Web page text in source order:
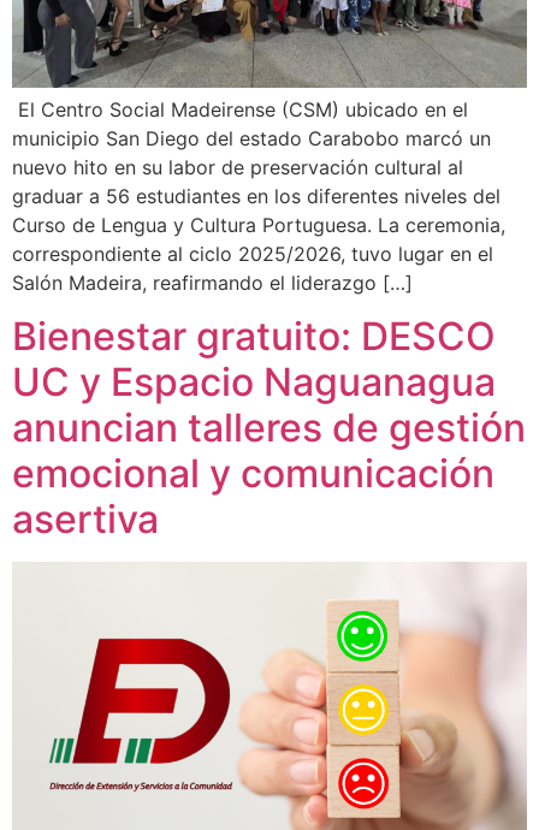
El Centro Social Madeirense (CSM) ubicado en el
municipio San Diego del estado Carabobo marcó un
nuevo hito en su labor de preservación cultural al
graduar a 56 estudiantes en los diferentes niveles del
Curso de Lengua y Cultura Portuguesa. La ceremonia,
correspondiente al ciclo 2025/2026, tuvo lugar en el
Salón Madeira, reafirmando el liderazgo […]
Bienestar gratuito: DESCO
UC y Espacio Naguanagua
anuncian talleres de gestión
emocional y comunicación
asertiva